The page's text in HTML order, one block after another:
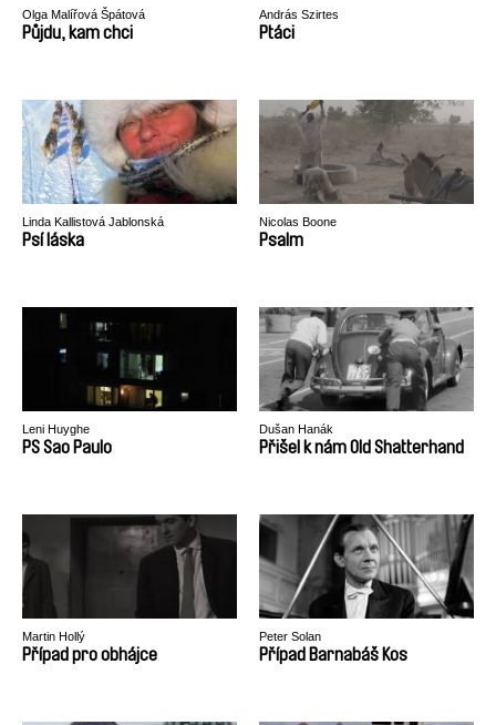
Olga Malířová Špátová
Půjdu, kam chci
András Szirtes
Ptáci
Linda Kallistová Jablonská
Psí láska
Nicolas Boone
Psalm
Leni Huyghe
PS Sao Paulo
Dušan Hanák
Přišel k nám Old Shatterhand
Martin Hollý
Případ pro obhájce
Peter Solan
Případ Barnabáš Kos